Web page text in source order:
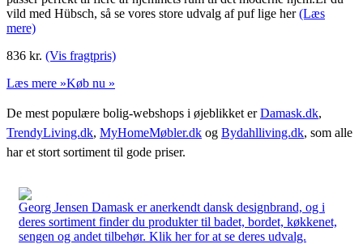
vild med Hübsch, så se vores store udvalg af puf lige her(Læs
mere)
836 kr. (Vis fragtpris)
Læs mere »Køb nu »
De mest populære bolig-webshops i øjeblikket erDamask.dk,
TrendyLiving.dk, MyHomeMøbler.dk og Bydahlliving.dk, som alle
har et stort sortiment til gode priser.
Georg Jensen Damask er anerkendt dansk designbrand, og i
deres sortiment finder du produkter til badet, bordet, køkkenet,
sengen og andet tilbehør. Klik her for at se deres udvalg.